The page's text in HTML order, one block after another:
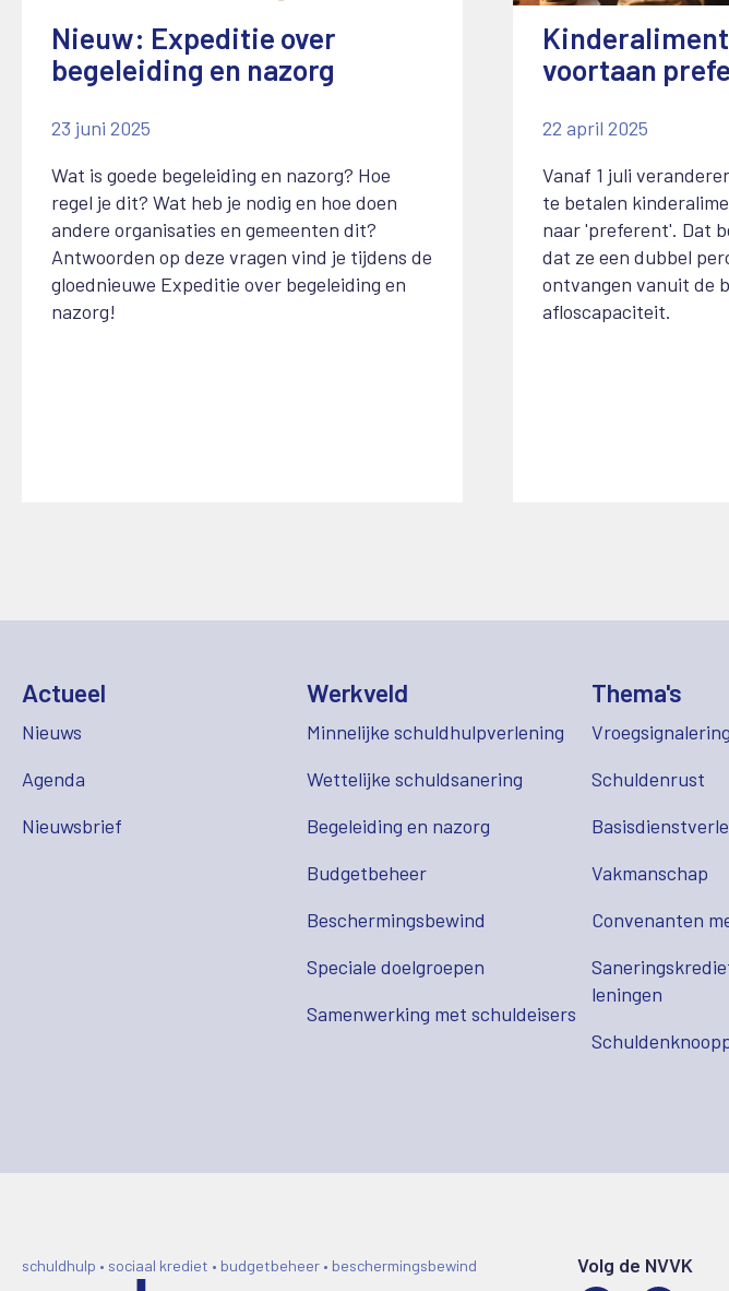
Nieuw: Expeditie over
begeleiding en nazorg
23 juni 2025
Wat is goede begeleiding en nazorg? Hoe
regel je dit? Wat heb je nodig en hoe doen
andere organisaties en gemeenten dit?
Antwoorden op deze vragen vind je tijdens de
gloednieuwe Expeditie over begeleiding en
nazorg!
voortaan
22 april 2025
Vanaf 1 juli
te betalen
naar 'preferent'. Dat
dat ze een dubbel
ontvangen vanuit de
afloscapaciteit.
Actueel
Nieuws
Agenda
Nieuwsbrief
Werkveld
Minnelijke schuldhulpverlening
Wettelijke schuldsanering
Begeleiding en nazorg
Budgetbeheer
Beschermingsbewind
Speciale doelgroepen
Samenwerking met schuldeisers
Thema's
Vroegsignalering
Schuldenrust
Vakmanschap
Convenanten
leningen
schuldhulp • sociaal krediet • budgetbeheer • beschermingsbewind
Volg de NVVK